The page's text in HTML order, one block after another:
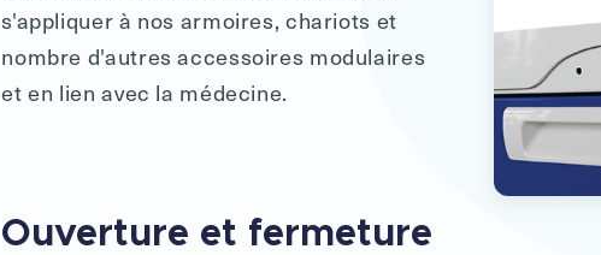
s'appliquer à nos armoires, chariots et
nombre d'autres accessoires modulaires
et en lien avec la médecine.
Ouverture et fermeture